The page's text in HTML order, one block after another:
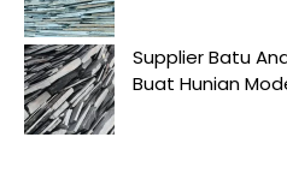
Supplier Batu
Buat Hunian